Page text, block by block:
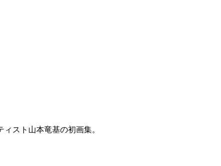
スト山本竜基の初画集。